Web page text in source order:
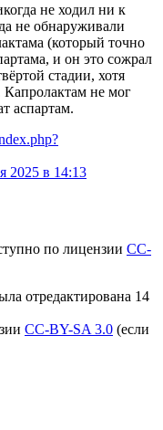
не ходил ни к
не обнаруживали
(который точно
и он это сожрал
стадии, хотя
Капролактам не мог
аспартам.
2025 в 14:13
по лицензии CC-
отредактирована 14
CC-BY-SA 3.0 (если